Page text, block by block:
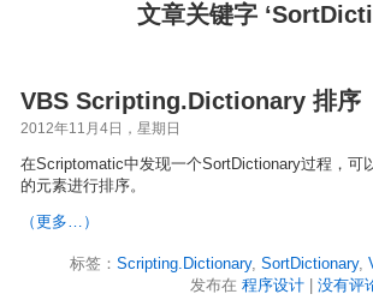
文章关键字
VBS Scripting.Dictionary 排序
2012年11月4日，星期日
在Scriptomatic中发现一个SortDictionary过程，可
的元素进行排序。
（更多…）
标签： Scripting.Dictionary, SortDictionary,
发布在 程序设计| 没有评